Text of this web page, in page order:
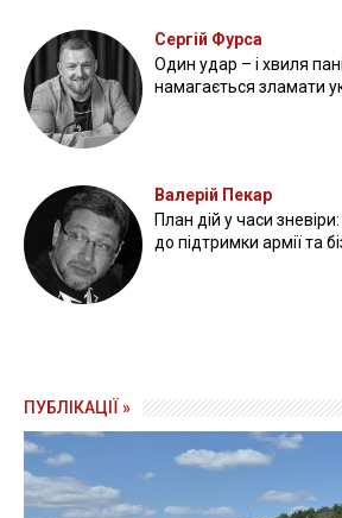
Сергій Фурса
Один удар – і хвиля
намагається зламати
Валерій Пекар
План дій у часи
до підтримки армії та
ПУБЛІКАЦІЇ »